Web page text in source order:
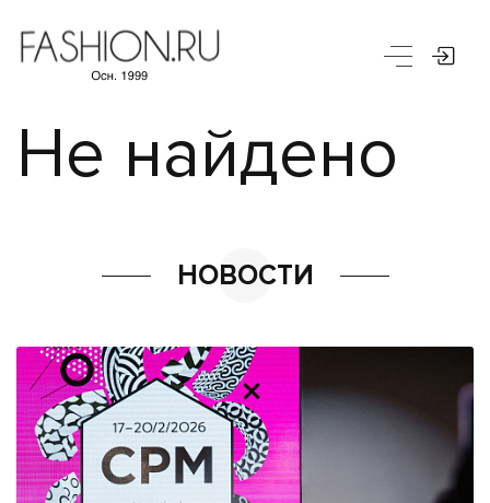
Не найдено
НОВОСТИ